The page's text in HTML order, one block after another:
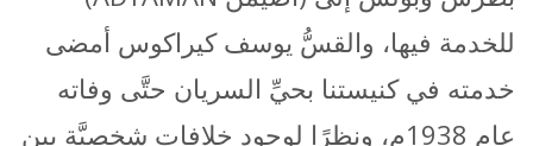
للخدمة فيها، والقسُّ يوسف كيراكوس أمضى
خدمته في كنيستنا بحيِّ السريان حتَّى وفاته
عام 1938م، ونظرًا لوجود خلافاتٍ شخصيَّةٍ بين